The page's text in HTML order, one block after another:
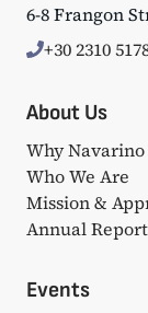
6-8 Frangon
+30 2310
About Us
Why Navarino
Who We Are
Mission &
Annual
Events